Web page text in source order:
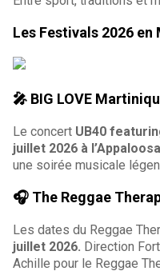
Les Festivals 2026
🎤 BIG LOVE
Le concert UB40
juillet 2026 à
une soirée musicale
🎧 The Reggae
Les dates du Reggae
juillet 2026. Direction
Achille pour le Reggae